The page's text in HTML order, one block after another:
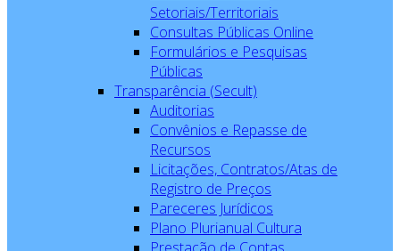
Setoriais/Territoriais
Consultas Públicas Online
Formulários e Pesquisas
Públicas
Transparência (Secult)
Auditorias
Convênios e Repasse de
Recursos
Licitações, Contratos/Atas de
Registro de Preços
Pareceres Jurídicos
Plano Plurianual Cultura